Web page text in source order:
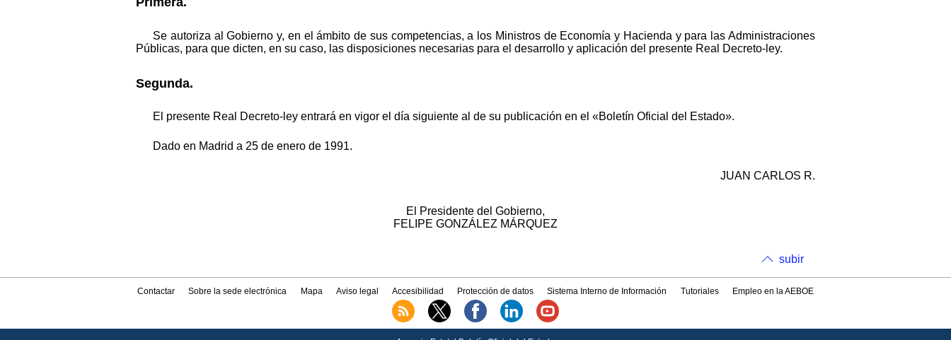
Se autoriza al Gobierno y, en el ámbito de sus competencias, a los Ministros de Economía y Hacienda y para las Administraciones
Públicas, para que dicten, en su caso, las disposiciones necesarias para el desarrollo y aplicación del presente Real Decreto-ley.
Segunda.
El presente Real Decreto-ley entrará en vigor el día siguiente al de su publicación en el «Boletín Oficial del Estado».
Dado en Madrid a 25 de enero de 1991.
JUAN CARLOS R.
El Presidente del Gobierno,
FELIPE GONZÁLEZ MÁRQUEZ
subir
Contactar Sobre la sede electrónica Mapa Aviso legal Accesibilidad Protección de datos Sistema Interno de Información Tutoriales Empleo en la AEBOE